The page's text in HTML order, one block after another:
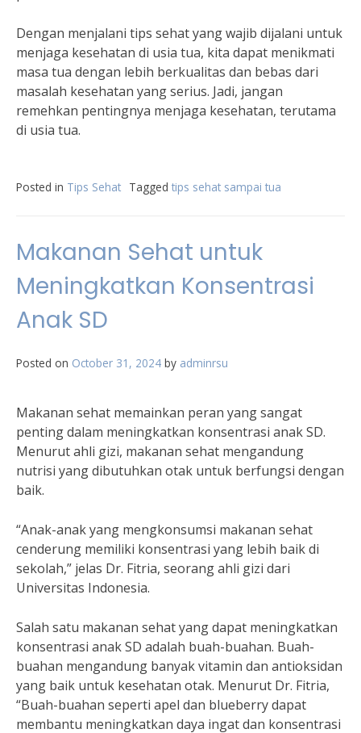
Dengan menjalani tips sehat yang wajib dijalani untuk
menjaga kesehatan di usia tua, kita dapat menikmati
masa tua dengan lebih berkualitas dan bebas dari
masalah kesehatan yang serius. Jadi, jangan
remehkan pentingnya menjaga kesehatan, terutama
di usia tua.
Posted in Tips Sehat Tagged tips sehat sampai tua
Makanan Sehat untuk
Meningkatkan Konsentrasi
Anak SD
Posted on October 31, 2024 by adminrsu
Makanan sehat memainkan peran yang sangat
penting dalam meningkatkan konsentrasi anak SD.
Menurut ahli gizi, makanan sehat mengandung
nutrisi yang dibutuhkan otak untuk berfungsi dengan
baik.
“Anak-anak yang mengkonsumsi makanan sehat
cenderung memiliki konsentrasi yang lebih baik di
sekolah,” jelas Dr. Fitria, seorang ahli gizi dari
Universitas Indonesia.
Salah satu makanan sehat yang dapat meningkatkan
konsentrasi anak SD adalah buah-buahan. Buah-
buahan mengandung banyak vitamin dan antioksidan
yang baik untuk kesehatan otak. Menurut Dr. Fitria,
“Buah-buahan seperti apel dan blueberry dapat
membantu meningkatkan daya ingat dan konsentrasi